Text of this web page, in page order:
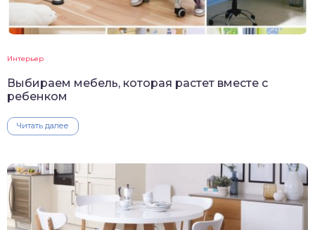
Интерьер
Выбираем мебель, которая растет вместе с
ребенком
Читать далее